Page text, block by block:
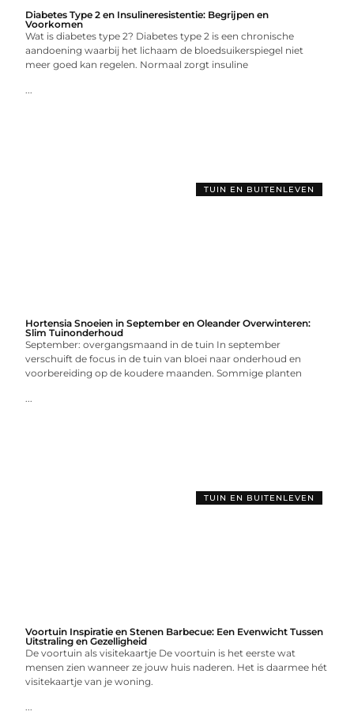
Diabetes Type 2 en Insulineresistentie: Begrijpen en
Voorkomen
Wat is diabetes type 2? Diabetes type 2 is een chronische
aandoening waarbij het lichaam de bloedsuikerspiegel niet
meer goed kan regelen. Normaal zorgt insuline
...
TUIN EN BUITENLEVEN
Hortensia Snoeien in September en Oleander Overwinteren:
Slim Tuinonderhoud
September: overgangsmaand in de tuin In september
verschuift de focus in de tuin van bloei naar onderhoud en
voorbereiding op de koudere maanden. Sommige planten
...
TUIN EN BUITENLEVEN
Voortuin Inspiratie en Stenen Barbecue: Een Evenwicht Tussen
Uitstraling en Gezelligheid
De voortuin als visitekaartje De voortuin is het eerste wat
mensen zien wanneer ze jouw huis naderen. Het is daarmee hét
visitekaartje van je woning.
...